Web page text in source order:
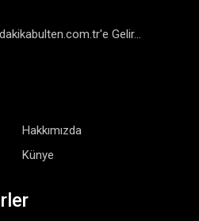
Gelir...
Hakkımızda
Künye